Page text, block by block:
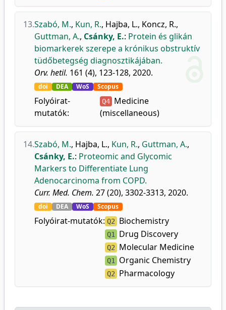
13.Szabó, M., Kun, R., Hajba, L., Koncz, R.,
Guttman, A., Csánky, E.: Protein és glikán
biomarkerek szerepe a krónikus obstruktív
tüdőbetegség diagnosztikájában.
Orv. hetil. 161 (4), 123-128, 2020.
doi DEA WoS Scopus
Folyóirat-
mutatók:
Q4 Medicine
(miscellaneous)
14.Szabó, M., Hajba, L., Kun, R., Guttman, A.,
Csánky, E.: Proteomic and Glycomic
Markers to Differentiate Lung
Adenocarcinoma from COPD.
Curr. Med. Chem. 27 (20), 3302-3313, 2020.
doi DEA WoS Scopus
Folyóirat-mutatók: Q2 Biochemistry
Q1 Drug Discovery
Q2 Molecular Medicine
Q1 Organic Chemistry
Q2 Pharmacology